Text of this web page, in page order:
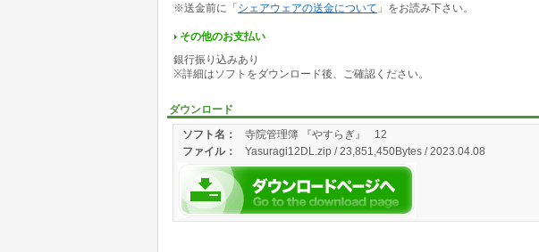
※送金前に「シェアウェアの送金について 」をお読み下さい。
その他のお支払い
銀行振り込みあり
※詳細はソフトをダウンロード後、ご確認ください。
ダウンロード
ソフト名：
寺院管理簿 『やすらぎ』 12
ファイル： Yasuragi12DL.zip / 23,851,450Bytes / 2023.04.08